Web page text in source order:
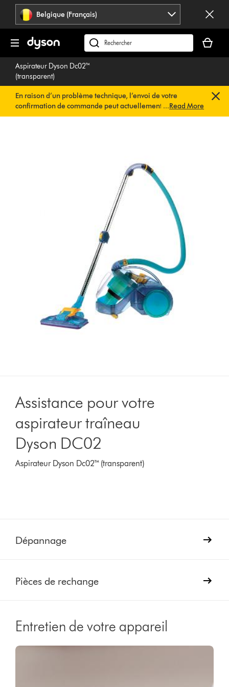
Sauter
pages
Belgique (Français)
Rechercher
des
panier
est
Aspirateur Dyson Dc02™
(transparent)
En raison d’un problème technique, l’envoi de votre
confirmation de commande peut actuellement être
retardé. Nous travaillons déjà à une solution rapide.Vous
...Read More
Assistance pour votre
aspirateur traîneau
Dyson DC02
Aspirateur Dyson Dc02™ (transparent)
Dépannage
Pièces de rechange
Entretien de votre appareil